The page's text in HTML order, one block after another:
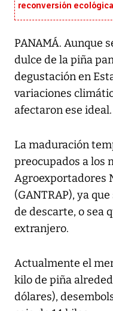
reconversión ecológica
PANAMÁ. Aunque
dulce de la piña
degustación en
variaciones
afectaron ese ideal.
La maduración
preocupados a los
Agroexportadores
(GANTRAP), ya
de descarte, o sea
extranjero.
Actualmente el
kilo de piña
dólares),